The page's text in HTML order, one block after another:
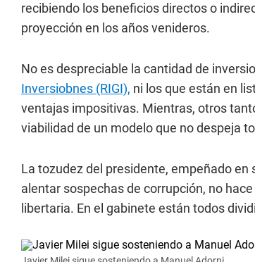
recibiendo los beneficios directos o
proyección en los años venideros.
No es despreciable la cantidad de
Inversiobnes (RIGI), ni los que están en
ventajas impositivas. Mientras, otros
viabilidad de un modelo que no despeja
La tozudez del presidente, empeñado en
alentar sospechas de corrupción, no
libertaria. En el gabinete están todos